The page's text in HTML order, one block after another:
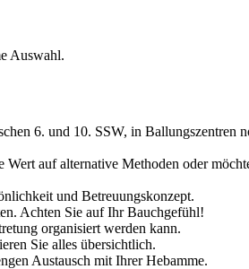
Auswahl.
6. und 10. SSW, in Ballungszentren
auf alternative Methoden oder
und Betreuungskonzept.
Achten Sie auf Ihr Bauchgefühl!
organisiert werden kann.
Sie alles übersichtlich.
Austausch mit Ihrer Hebamme.